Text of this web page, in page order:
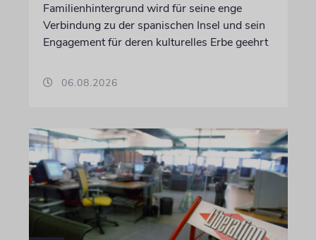
Familienhintergrund wird für seine enge
Verbindung zu der spanischen Insel und sein
Engagement für deren kulturelles Erbe geehrt
06.08.2026